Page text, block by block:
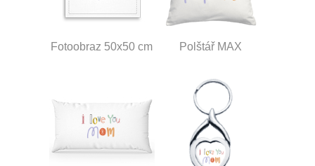
Fotoobraz 50x50 cm Polštář MAX